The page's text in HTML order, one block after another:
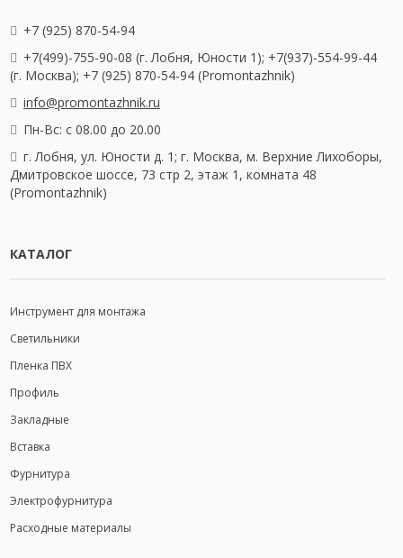
+7 (925) 870-54-94
+7(499)-755-90-08 (г. Лобня, Юности 1); +7(937)-554-99-44
(г. Москва); +7 (925) 870-54-94 (Promontazhnik)
info@promontazhnik.ru
Пн-Вс: с 08.00 до 20.00
г. Лобня, ул. Юности д. 1; г. Москва, м. Верхние Лихоборы,
Дмитровское шоссе, 73 стр 2, этаж 1, комната 48
(Promontazhnik)
КАТАЛОГ
Инструмент для монтажа
Светильники
Пленка ПВХ
Профиль
Закладные
Вставка
Фурнитура
Электрофурнитура
Расходные материалы